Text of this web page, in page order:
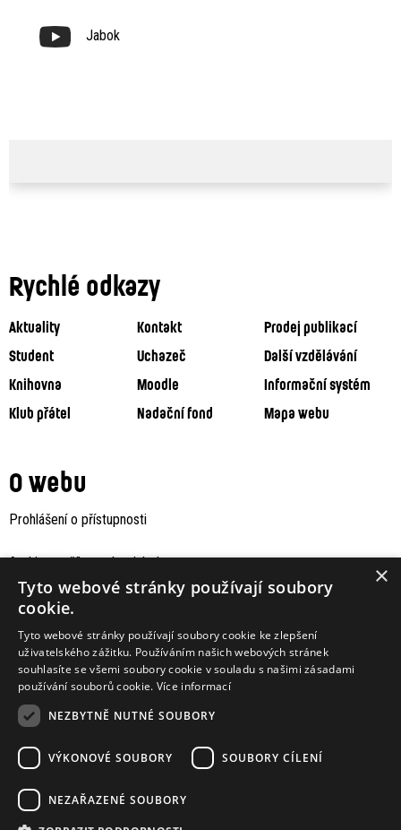
Jabok
Rychlé odkazy
Aktuality Kontakt
Prodej publikací
Student
Uchazeč
Další vzdělávání
Knihovna
Moodle
Informační systém
Klub přátel
Nadační fond Mapa webu
O webu
Prohlášení o přístupnosti
Archiv staršího webu Jaboku
Podporují nás
×
Tyto webové stránky používají soubory
cookie.
Tyto webové stránky používají soubory cookie ke zlepšení
uživatelského zážitku. Používáním našich webových stránek
souhlasíte se všemi soubory cookie v souladu s našimi zásadami
používání souborů cookie. Více informací
NEZBYTNĚ NUTNÉ SOUBORY
VÝKONOVÉ SOUBORY SOUBORY CÍLENÍ
NEZAŘAZENÉ SOUBORY